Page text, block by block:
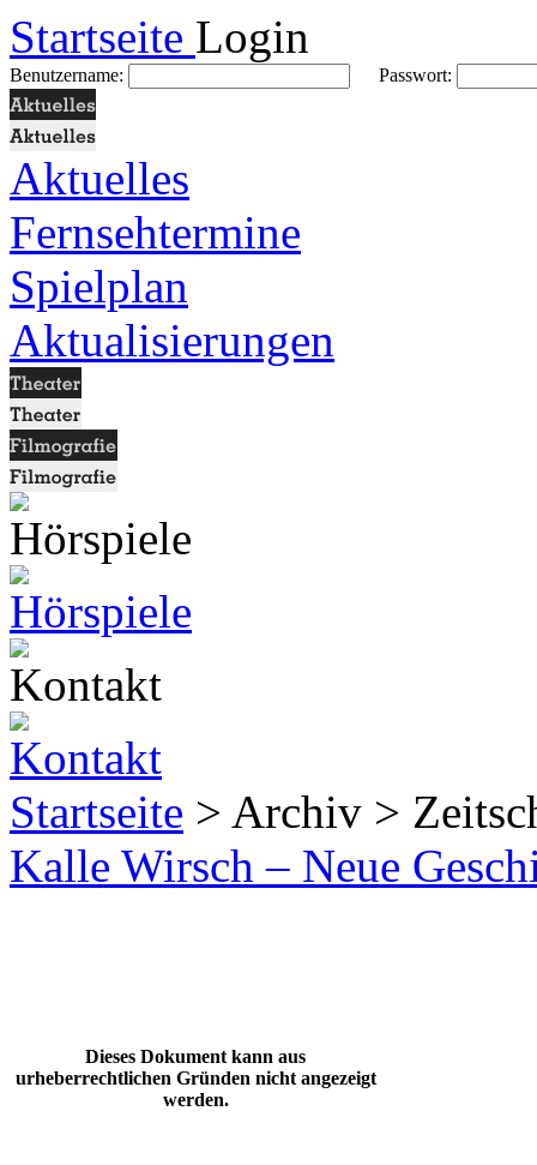
Startseite Login
Benutzername: Passwort:
Aktuelles
Fernsehtermine
Spielplan
Aktualisierungen
Startseite > Archiv >
Kalle Wirsch – Neue
Dieses Dokument kann aus
urheberrechtlichen Gründen nicht angezeigt
werden.